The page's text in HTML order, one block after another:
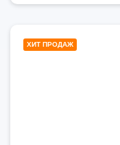
ХИТ ПРОДАЖ